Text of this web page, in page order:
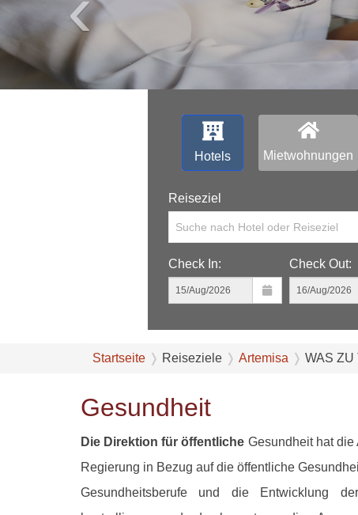
Hotels Mietwohnungen
Reiseziel
Suche nach Hotel oder Reiseziel
Check In: Check Out:
Startseite Reiseziele Artemisa WAS ZU
Gesundheit
Die Direktion für öffentliche Gesundheit hat
Regierung in Bezug auf die öffentliche
Gesundheitsberufe und die Entwicklung